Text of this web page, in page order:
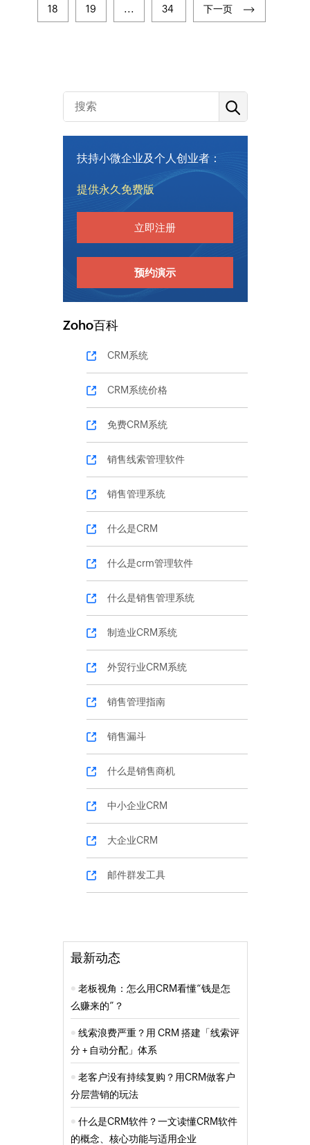
18 19 ... 34 下一页
扶持小微企业及个人创业者：
提供永久免费版
立即注册
预约演示
Zoho百科
CRM系统
CRM系统价格
免费CRM系统
销售线索管理软件
销售管理系统
什么是CRM
什么是crm管理软件
什么是销售管理系统
制造业CRM系统
外贸行业CRM系统
销售管理指南
销售漏斗
什么是销售商机
中小企业CRM
大企业CRM
邮件群发工具
最新动态
老板视角：怎么用CRM看懂“钱是怎
么赚来的”？
线索浪费严重？用 CRM 搭建「线索评
分 + 自动分配」体系
老客户没有持续复购？用CRM做客户
分层营销的玩法
什么是CRM软件？一文读懂CRM软件
的概念、核心功能与适用企业